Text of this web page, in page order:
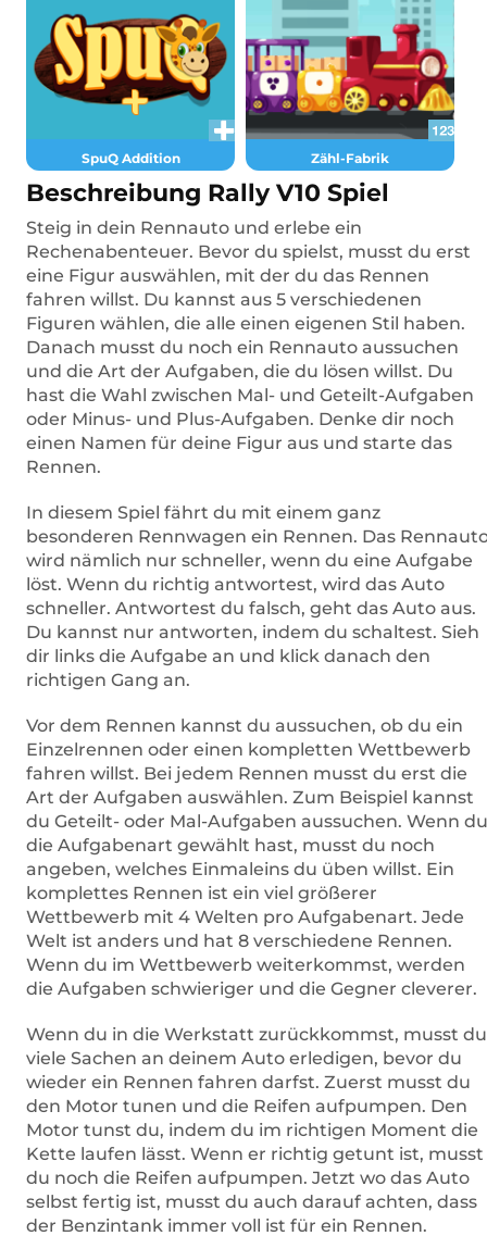
SpuQ Addition Zähl-Fabrik
Beschreibung Rally V10 Spiel
Steig in dein Rennauto und erlebe ein
Rechenabenteuer. Bevor du spielst, musst du erst
eine Figur auswählen, mit der du das Rennen
fahren willst. Du kannst aus 5 verschiedenen
Figuren wählen, die alle einen eigenen Stil haben.
Danach musst du noch ein Rennauto aussuchen
und die Art der Aufgaben, die du lösen willst. Du
hast die Wahl zwischen Mal- und Geteilt-Aufgaben
oder Minus- und Plus-Aufgaben. Denke dir noch
einen Namen für deine Figur aus und starte das
Rennen.
In diesem Spiel fährt du mit einem ganz
besonderen Rennwagen ein Rennen. Das
wird nämlich nur schneller, wenn du eine Aufgabe
löst. Wenn du richtig antwortest, wird das Auto
schneller. Antwortest du falsch, geht das Auto aus.
Du kannst nur antworten, indem du schaltest. Sieh
dir links die Aufgabe an und klick danach den
richtigen Gang an.
Vor dem Rennen kannst du aussuchen, ob du ein
Einzelrennen oder einen kompletten Wettbewerb
fahren willst. Bei jedem Rennen musst du erst die
Art der Aufgaben auswählen. Zum Beispiel kannst
du Geteilt- oder Mal-Aufgaben aussuchen. Wenn du
die Aufgabenart gewählt hast, musst du noch
angeben, welches Einmaleins du üben willst. Ein
komplettes Rennen ist ein viel größerer
Wettbewerb mit 4 Welten pro Aufgabenart. Jede
Welt ist anders und hat 8 verschiedene Rennen.
Wenn du im Wettbewerb weiterkommst, werden
die Aufgaben schwieriger und die Gegner cleverer.
Wenn du in die Werkstatt zurückkommst, musst du
viele Sachen an deinem Auto erledigen, bevor du
wieder ein Rennen fahren darfst. Zuerst musst du
den Motor tunen und die Reifen aufpumpen. Den
Motor tunst du, indem du im richtigen Moment die
Kette laufen lässt. Wenn er richtig getunt ist, musst
du noch die Reifen aufpumpen. Jetzt wo das Auto
selbst fertig ist, musst du auch darauf achten, dass
der Benzintank immer voll ist für ein Rennen.